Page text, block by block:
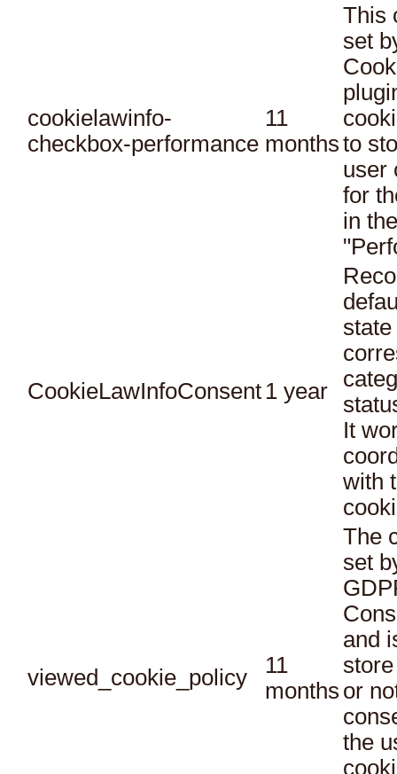
cookielawinfo-
checkbox-performance
11
months
This
set
to
user
for
in
CookieLawInfoConsent 1 year
It
with
viewed_cookie_policy
11
months
The
set
and
or
the